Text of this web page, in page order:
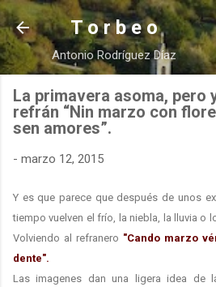
Ir al contenido
T o r b e o
Antonio Rodríguez Díaz
La primavera asoma, pero
refrán “Nin marzo con
sen amores”.
- marzo 12, 2015
Y es que parece que después de unos
tiempo vuelven el frío, la niebla, la lluvia o
Volviendo al refranero "Cando marzo
dente".
Las imagenes dan una ligera idea de